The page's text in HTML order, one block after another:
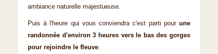
ambiance naturelle majestueuse.
Puis à l'heure qui vous conviendra c'est parti pour une
randonnée d'environ 3 heures vers le bas des gorges
pour rejoindre le fleuve.